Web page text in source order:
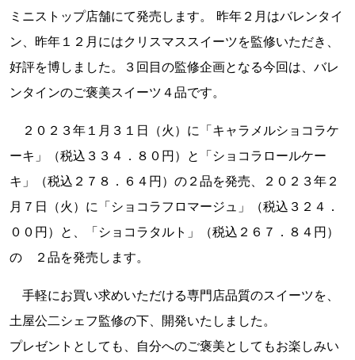
ミニストップ店舗にて発売します。 昨年２月はバレンタイ
ン、昨年１２月にはクリスマススイーツを監修いただき、
好評を博しました。３回目の監修企画となる今回は、バレ
ンタインのご褒美スイーツ４品です。
２０２３年１月３１日（火）に「キャラメルショコラケ
ーキ」（税込３３４．８０円）と「ショコラロールケー
キ」（税込２７８．６４円）の２品を発売、２０２３年２
月７日（火）に「ショコラフロマージュ」（税込３２４．
００円）と、「ショコラタルト」（税込２６７．８４円）
の ２品を発売します。
手軽にお買い求めいただける専門店品質のスイーツを、
土屋公二シェフ監修の下、開発いたしました。
プレゼントとしても、自分へのご褒美としてもお楽しみい